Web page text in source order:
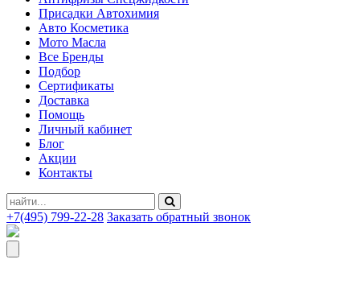
Присадки Автохимия
Авто Косметика
Мото Масла
Все Бренды
Подбор
Сертификаты
Доставка
Помощь
Личный кабинет
Блог
Акции
Контакты
+7(495) 799-22-28 Заказать обратный звонок